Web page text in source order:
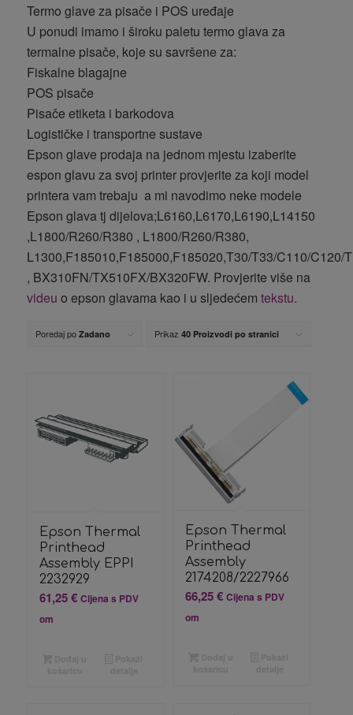
Termo glave za pisače i POS uređaje
U ponudi imamo i široku paletu termo glava za
termalne pisače, koje su savršene za:
Fiskalne blagajne
POS pisače
Pisače etiketa i barkodova
Logističke i transportne sustave
Epson glave prodaja na jednom mjestu izaberite
espon glavu za svoj printer provjerite za koji model
printera vam trebaju a mi navodimo neke modele
Epson glava tj dijelova;L6160,L6170,L6190,L14150
,L1800/R260/R380 , L1800/R260/R380,
L1300,F185010,F185000,F185020,T30/T33/C110/C120/
, BX310FN/TX510FX/BX320FW. Provjerite više na
videu o epson glavama kao i u sljedećem tekstu.
Poredaj po Zadano Prikaz 40 Proizvodi po stranici
Epson Thermal
Printhead
Assembly EPPI
2232929
61,25€ Cijena s PDV
om
Epson Thermal
Printhead
Assembly
2174208/2227966
66,25€ Cijena s PDV
om